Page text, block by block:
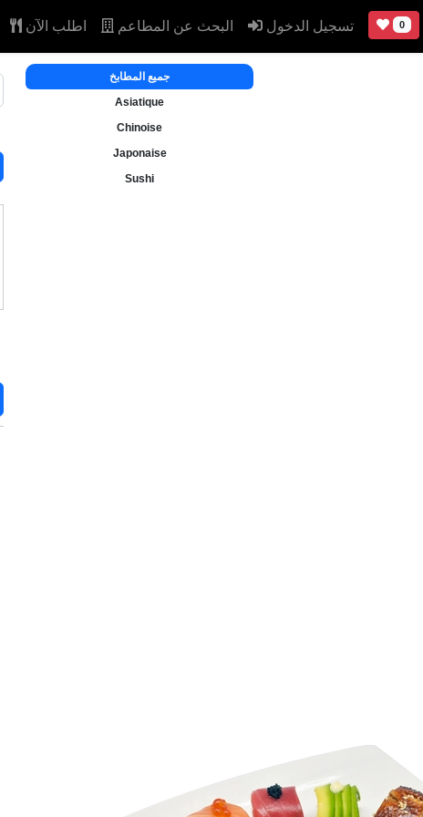
اطلب الآن البحث عن المطاعم تسجيل الدخول 0
جميع المطابخ
Asiatique
Chinoise
Japonaise
Sushi